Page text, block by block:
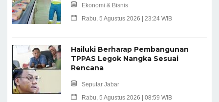
Ekonomi & Bisnis
Rabu, 5 Agustus 2026 | 23:24 WIB
Hailuki Berharap Pembangunan
TPPAS Legok Nangka Sesuai
Rencana
Seputar Jabar
Rabu, 5 Agustus 2026 | 08:59 WIB